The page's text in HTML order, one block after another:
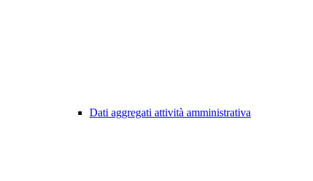
Dati aggregati attività amministrativa